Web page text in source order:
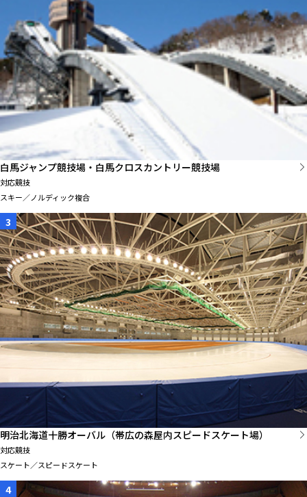
白馬ジャンプ競技場・白馬クロスカントリー競技場
対応競技
スキー／ノルディック複合
3
明治北海道十勝オーバル（帯広の森屋内スピードスケート場）
対応競技
スケート／スピードスケート
4